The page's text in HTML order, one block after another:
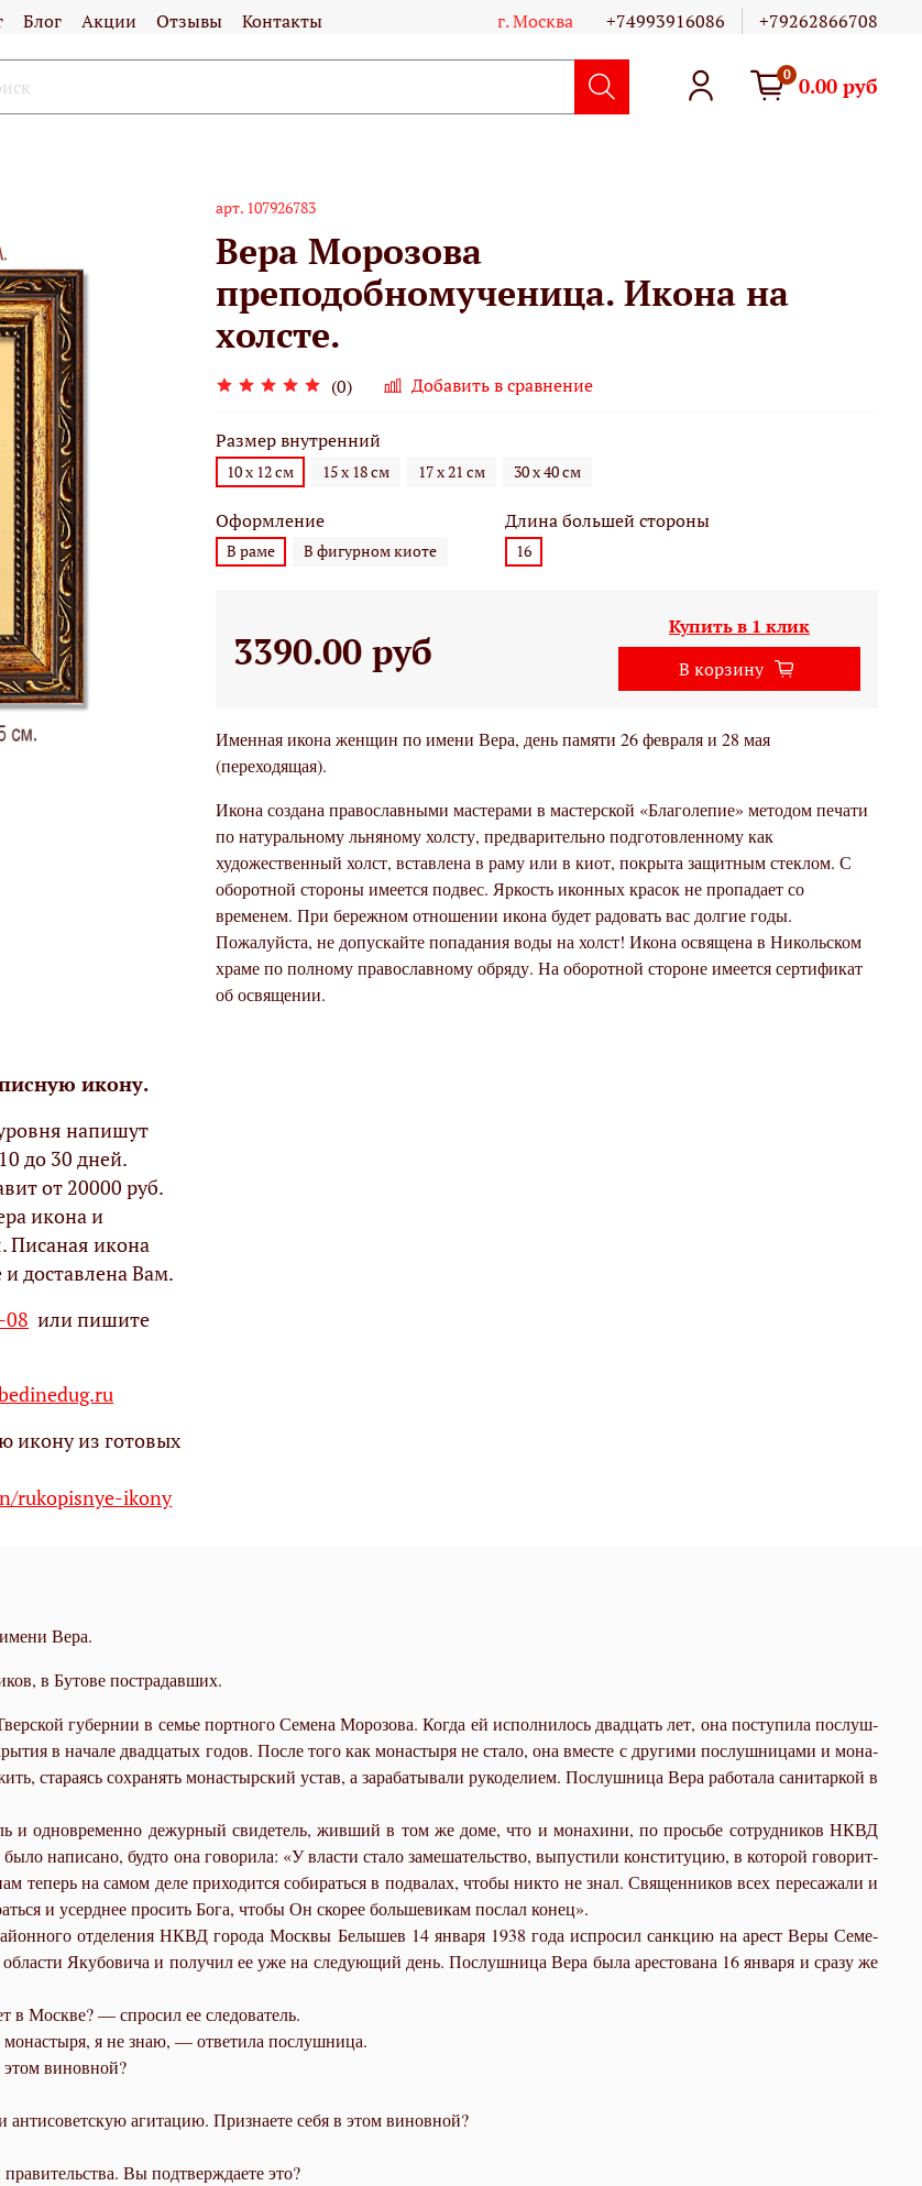
Блог Акции Отзывы Контакты г. Москва +74993916086 +79262866708
0 0.00 руб
арт. 107926783
Вера Морозова
преподобномученица. Икона на
холсте.
(0) Добавить в сравнение
Размер внутренний
10 х 12 см 15 х 18 см 17 х 21 см 30 х 40 см
Оформление
В раме В фигурном киоте
Длина большей стороны
16
3390.00 руб
Купить в 1 клик
В корзину
Именная икона женщин по имени Вера, день памяти 26 февраля и 28 мая
(переходящая).
Икона создана православными мастерами в мастерской «Благолепие» методом печати
по натуральному льняному холсту, предварительно подготовленному как
художественный холст, вставлена в раму или в киот, покрыта защитным стеклом. С
оборотной стороны имеется подвес. Яркость иконных красок не пропадает со
временем. При бережном отношении икона будет радовать вас долгие годы.
Пожалуйста, не допускайте попадания воды на холст! Икона освящена в Никольском
храме по полному православному обряду. На оборотной стороне имеется сертификат
об освящении.
икону.
напишут
до 30 дней.
от 20000 руб.
икона и
Писаная икона
доставлена Вам.
08 или пишите
икону из готовых
rukopisnye-ikony
Вера.
в Бутове пострадавших.
гу­бер­нии в се­мье порт­но­го Се­ме­на Мо­ро­зо­ва. Ко­гда ей ис­пол­ни­лось два­дцать лет, она по­сту­пи­ла по­слуш­
в на­ча­ле два­дца­тых го­дов. По­сле то­го как мо­на­сты­ря не ста­ло, она вме­сте с дру­ги­ми по­слуш­ни­ца­ми и мо­на­
ста­ра­ясь со­хра­нять мо­на­стыр­ский устав, а за­ра­ба­ты­ва­ли ру­ко­де­ли­ем. По­слуш­ни­ца Ве­ра ра­бо­та­ла са­ни­тар­кой в
и од­новре­мен­но де­жур­ный сви­де­тель, жив­ший в том же до­ме, что и мо­на­хи­ни, по прось­бе со­труд­ни­ков НКВД
на­пи­са­но, буд­то она го­во­ри­ла: «У вла­сти ста­ло за­ме­ша­тель­ство, вы­пу­сти­ли кон­сти­ту­цию, в ко­то­рой го­во­рит­
те­перь на са­мом де­ле при­хо­дит­ся со­би­рать­ся в под­ва­лах, чтобы ни­кто не знал. Свя­щен­ни­ков всех пе­ре­са­жа­ли и
и усерд­нее про­сить Бо­га, чтобы Он ско­рее боль­ше­ви­кам по­слал ко­нец».
от­де­ле­ния НКВД го­ро­да Моск­вы Бе­лы­шев 14 ян­ва­ря 1938 го­да ис­про­сил санк­цию на арест Ве­ры Се­ме­
Яку­бо­ви­ча и по­лу­чил ее уже на сле­ду­ю­щий день. По­слуш­ни­ца Ве­ра бы­ла аре­сто­ва­на 16 ян­ва­ря и сра­зу же
Москве? — спро­сил ее сле­до­ва­тель.
я не знаю, — от­ве­ти­ла по­слуш­ни­ца.
этом ви­нов­ной?
аги­та­цию. При­зна­е­те се­бя в этом ви­нов­ной?
Вы под­твер­жда­е­те это?